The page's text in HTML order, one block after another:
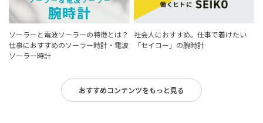
ソーラーと電波ソーラーの特徴とは？
仕事におすすめのソーラー時計・電波
ソーラー時計
社会人におすすめ。仕事で着けたい
「セイコー」の腕時計
おすすめコンテンツをもっと見る